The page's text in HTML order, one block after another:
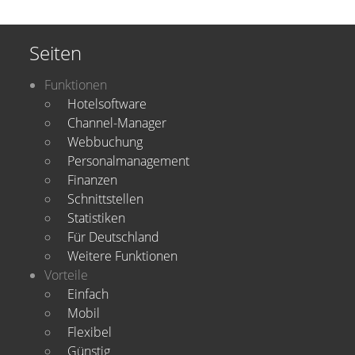
Seiten
Funktionen
Hotelsoftware
Channel-Manager
Webbuchung
Personalmanagement
Finanzen
Schnittstellen
Statistiken
Für Deutschland
Weitere Funktionen
Vorteile
Einfach
Mobil
Flexibel
Günstig